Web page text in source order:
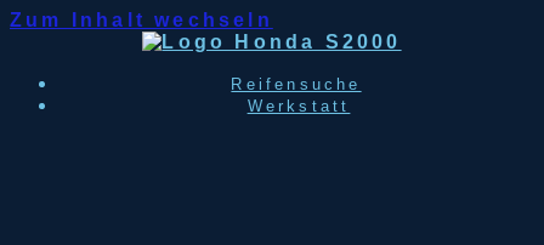
Zum Inhalt wechseln
Reifensuche
Werkstatt